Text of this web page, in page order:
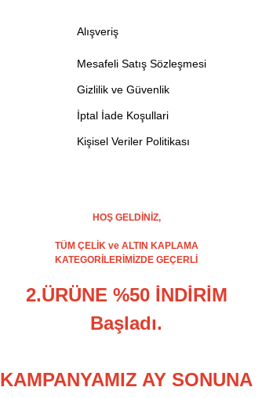
Alışveriş
Mesafeli Satış Sözleşmesi
Gizlilik ve Güvenlik
İptal İade Koşullari
Kişisel Veriler Politikası
HOŞ GELDİNİZ,
TÜM ÇELİK ve ALTIN KAPLAMA
KATEGORİLERİMİZDE GEÇERLİ
2.ÜRÜNE %50 İNDİRİM
Başladı.
KAMPANYAMIZ AY SONUNA